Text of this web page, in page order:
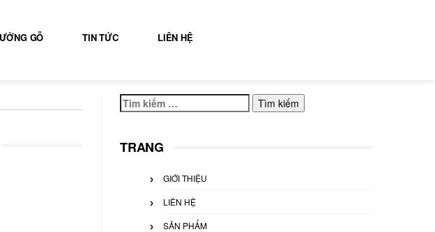
GỖ TIN TỨC LIÊN HỆ
Tìm
kiếm
TRANG
GIỚI THIỆU
LIÊN HỆ
SẢN PHẨM